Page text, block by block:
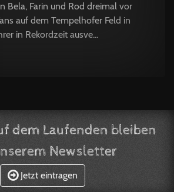
Bela, Farin und Rod dreimal vor
auf dem Tempelhofer Feld in
in Rekordzeit ausve...
dem Laufenden bleiben
Newsletter
Jetzt eintragen